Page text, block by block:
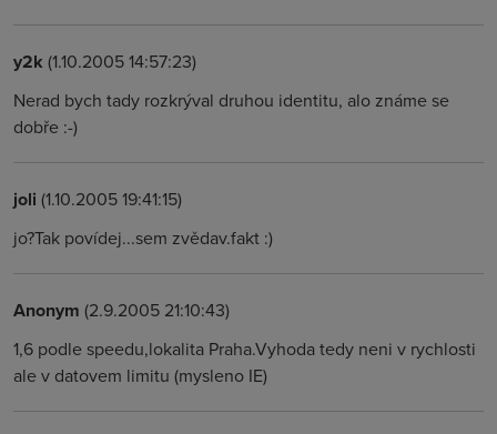
y2k (1.10.2005 14:57:23)
Nerad bych tady rozkrýval druhou identitu, alo známe se
dobře :-)
joli (1.10.2005 19:41:15)
jo?Tak povídej...sem zvědav.fakt :)
Anonym (2.9.2005 21:10:43)
1,6 podle speedu,lokalita Praha.Vyhoda tedy neni v rychlosti
ale v datovem limitu (mysleno IE)